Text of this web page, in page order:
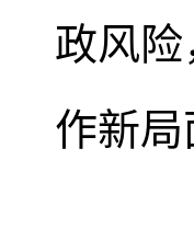
政风
作新局